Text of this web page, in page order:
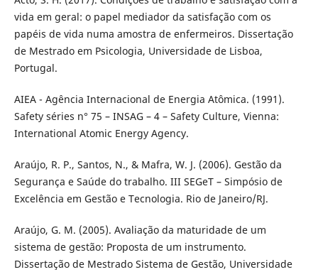
vida em geral: o papel mediador da satisfação com os
papéis de vida numa amostra de enfermeiros. Dissertação
de Mestrado em Psicologia, Universidade de Lisboa,
Portugal.
AIEA - Agência Internacional de Energia Atômica. (1991).
Safety séries n° 75 – INSAG – 4 – Safety Culture, Vienna:
International Atomic Energy Agency.
Araújo, R. P., Santos, N., & Mafra, W. J. (2006). Gestão da
Segurança e Saúde do trabalho. III SEGeT – Simpósio de
Excelência em Gestão e Tecnologia. Rio de Janeiro/RJ.
Araújo, G. M. (2005). Avaliação da maturidade de um
sistema de gestão: Proposta de um instrumento.
Dissertação de Mestrado Sistema de Gestão, Universidade